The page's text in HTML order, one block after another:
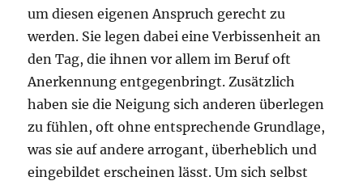
um diesen eigenen Anspruch gerecht zu
werden. Sie legen dabei eine Verbissenheit an
den Tag, die ihnen vor allem im Beruf oft
Anerkennung entgegenbringt. Zusätzlich
haben sie die Neigung sich anderen überlegen
zu fühlen, oft ohne entsprechende Grundlage,
was sie auf andere arrogant, überheblich und
eingebildet erscheinen lässt. Um sich selbst